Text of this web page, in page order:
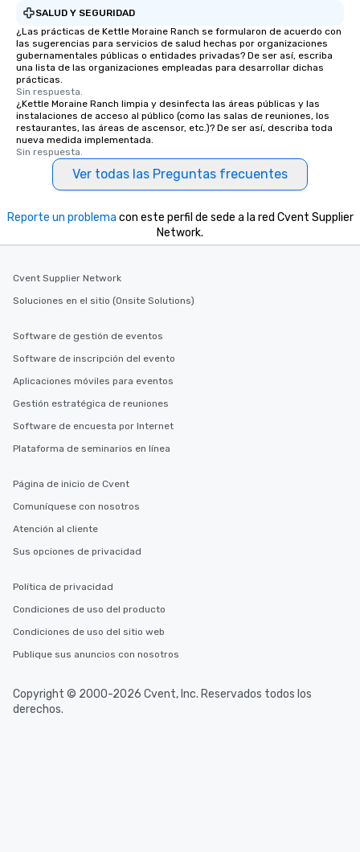
SALUD Y SEGURIDAD
¿Las prácticas de Kettle Moraine Ranch se formularon de acuerdo con
las sugerencias para servicios de salud hechas por organizaciones
gubernamentales públicas o entidades privadas? De ser así, escriba
una lista de las organizaciones empleadas para desarrollar dichas
prácticas.
Sin respuesta.
¿Kettle Moraine Ranch limpia y desinfecta las áreas públicas y las
instalaciones de acceso al público (como las salas de reuniones, los
restaurantes, las áreas de ascensor, etc.)? De ser así, describa toda
nueva medida implementada.
Sin respuesta.
Ver todas las Preguntas frecuentes
Reporte un problema con este perfil de sede a la red Cvent Supplier
Network.
Cvent Supplier Network
Soluciones en el sitio (Onsite Solutions)
Software de gestión de eventos
Software de inscripción del evento
Aplicaciones móviles para eventos
Gestión estratégica de reuniones
Software de encuesta por Internet
Plataforma de seminarios en línea
Página de inicio de Cvent
Comuníquese con nosotros
Atención al cliente
Sus opciones de privacidad
Política de privacidad
Condiciones de uso del producto
Condiciones de uso del sitio web
Publique sus anuncios con nosotros
Copyright © 2000-2026 Cvent, Inc. Reservados todos los
derechos.